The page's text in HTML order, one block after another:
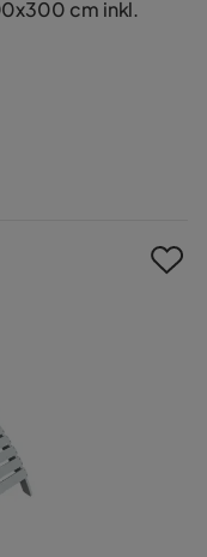
cm inkl.